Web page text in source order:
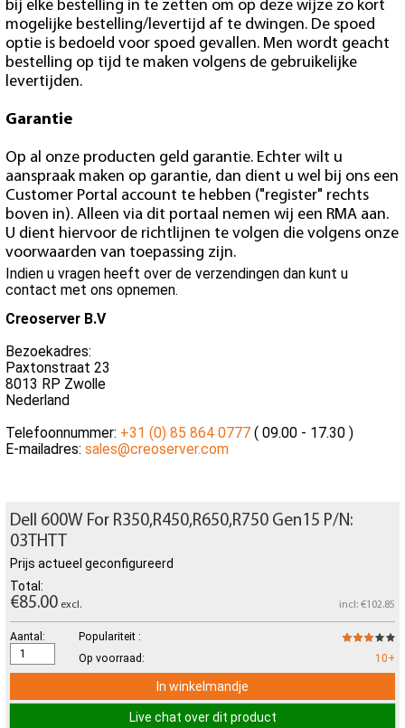
bij elke bestelling in te zetten om op deze wijze zo kort
mogelijke bestelling/levertijd af te dwingen. De spoed
optie is bedoeld voor spoed gevallen. Men wordt geacht
bestelling op tijd te maken volgens de gebruikelijke
levertijden.
Garantie
Op al onze producten geld garantie. Echter wilt u
aanspraak maken op garantie, dan dient u wel bij ons een
Customer Portal account te hebben ("register" rechts
boven in). Alleen via dit portaal nemen wij een RMA aan.
U dient hiervoor de richtlijnen te volgen die volgens onze
voorwaarden van toepassing zijn.
Indien u vragen heeft over de verzendingen dan kunt u
contact met ons opnemen.
Creoserver B.V
Bezoekadres:
Paxtonstraat 23
8013 RP Zwolle
Nederland
Telefoonnummer: +31 (0) 85 864 0777 ( 09.00 - 17.30 )
E-mailadres: sales@creoserver.com
Dell 600W For R350,R450,R650,R750 Gen15 P/N:
03THTT
Prijs actueel geconfigureerd
Total:
€85.00 excl. incl: €102.85
Aantal:
Populariteit :
Op voorraad:
10+
In winkelmandje
Live chat over dit product